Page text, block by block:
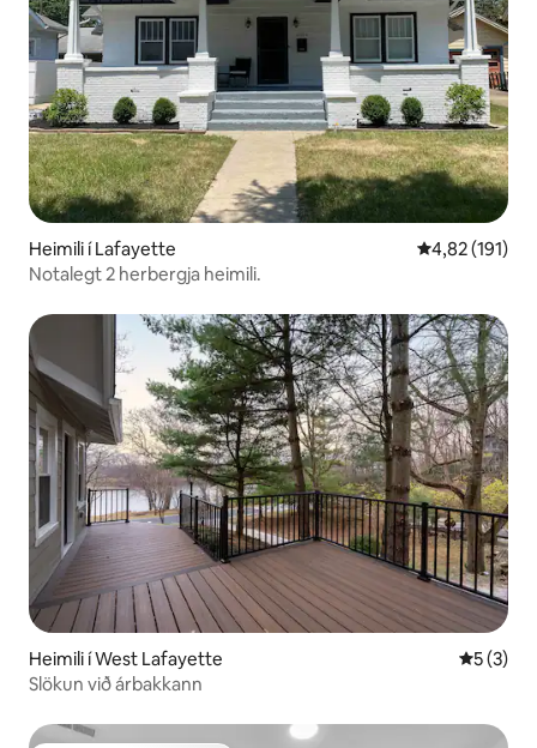
Heimili í Lafayette 4,82 af 5 í
4,82 (191)
Notalegt 2 herbergja heimili.
Heimili í West Lafayette 5 af 5 í
5 (3)
Slökun við árbakkann